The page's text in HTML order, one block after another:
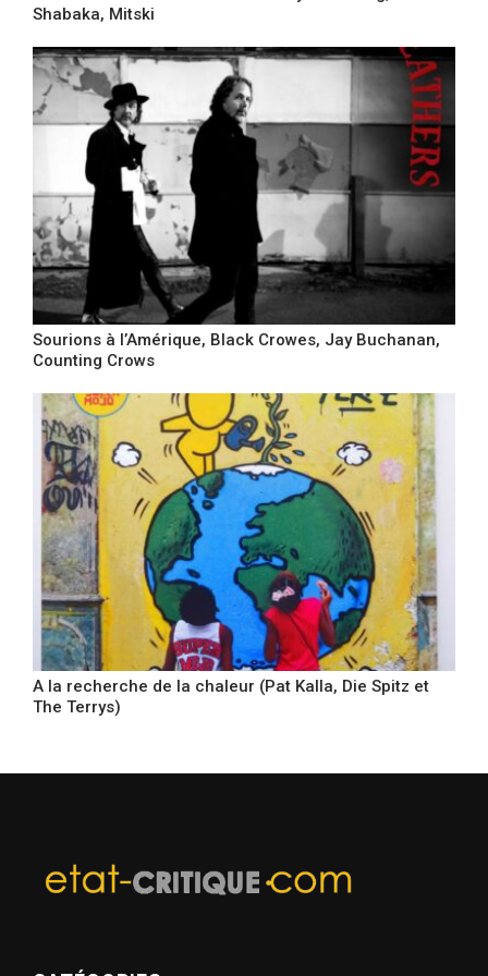
Shabaka, Mitski
Sourions à l’Amérique, Black Crowes, Jay Buchanan,
Counting Crows
A la recherche de la chaleur (Pat Kalla, Die Spitz et
The Terrys)